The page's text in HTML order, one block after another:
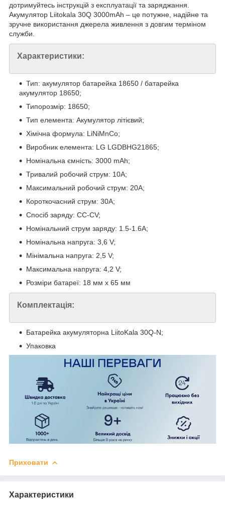
дотримуйтесь інструкцій з експлуатації та заряджання.
Акумулятор Liitokala 30Q 3000mAh – це потужне, надійне та
зручне використання джерела живлення з довгим терміном
служби.
Характеристики:
Тип: акумулятор батарейка 18650 / батарейка
акумулятор 18650;
Типорозмір: 18650;
Тип елемента: Акумулятор літієвий;
Хімічна формула: LiNiMnCo;
Виробник елемента: LG LGDBHG21865;
Номінальна ємність: 3000 mAh;
Тривалий робочий струм: 10А;
Максимальний робочий струм: 20А;
Короткочасний струм: 30А;
Спосіб заряду: CC-CV;
Номінальний струм заряду: 1.5-1.6А;
Номінальна напруга: 3,6 V;
Мінімальна напруга: 2,5 V;
Максимальна напруга: 4,2 V;
Розміри батареї: 18 мм х 65 мм
Комплектація:
Батарейка акумуляторна LiitoKala 30Q-N;
Упаковка
Приховати
Характеристики